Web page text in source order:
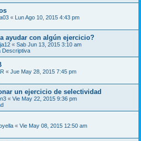
« Lun Ago 10, 2015 4:43 pm
ayudar con algún ejercicio?
« Sab Jun 13, 2015 3:10 am
Descriptiva
« Jue May 28, 2015 7:45 pm
un ejercicio de selectividad
« Vie May 22, 2015 9:36 pm
« Vie May 08, 2015 12:50 am